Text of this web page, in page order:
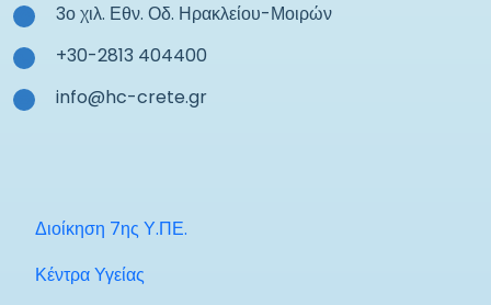
3ο χιλ. Εθν. Οδ. Ηρακλείου-Μοιρών
+30-2813 404400
info@hc-crete.gr
Διοίκηση 7ης Υ.ΠΕ.
Κέντρα Υγείας